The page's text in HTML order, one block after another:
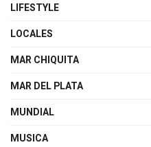
LIFESTYLE
LOCALES
MAR CHIQUITA
MAR DEL PLATA
MUNDIAL
MUSICA